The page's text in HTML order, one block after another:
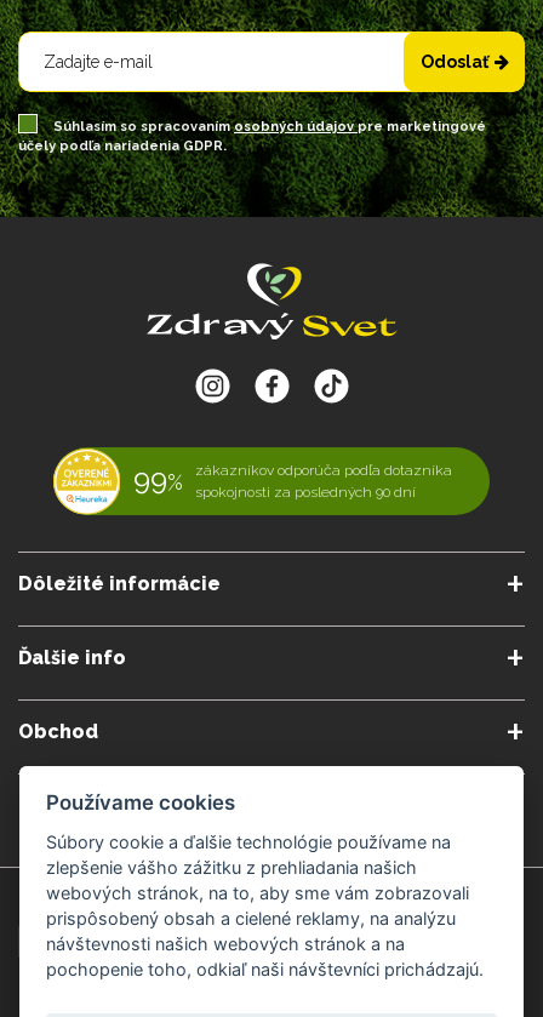
Odoslať
Súhlasím so spracovanímosobných údajovpre marketingové
účely podľa nariadenia GDPR.
99%
zákazníkov odporúča podľa dotazníka
spokojnosti za posledných 90 dní
Dôležité informácie
Ochrana osobných údajov
Cookies nastavenia
Ďalšie info
Gemmoterapia
Obchod
Kamenné predajne
Považská Bystrica v Kauflande Považská Bystrica Mpark
Žilina Čadca
Záruka kvality
Používame cookies
Súbory cookie a ďalšie technológie používame na
zlepšenie vášho zážitku z prehliadania našich
webových stránok, na to, aby sme vám zobrazovali
prispôsobený obsah a cielené reklamy, na analýzu
návštevnosti našich webových stránok a na
pochopenie toho, odkiaľ naši návštevníci prichádzajú.